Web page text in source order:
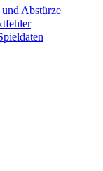
Abstürze